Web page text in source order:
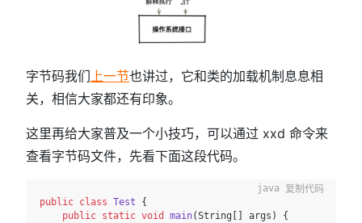
字节码我们上一节也讲过，它和类的加载机制息息相
关，相信大家都还有印象。
这里再给大家普及一个小技巧，可以通过 xxd 命令来
查看字节码文件，先看下面这段代码。
public class Test {
public static void main(String[] args)
{
复制代码